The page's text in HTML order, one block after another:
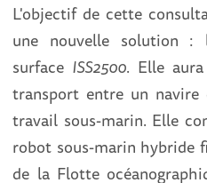
L'objectif de cette
une nouvelle solution
surface ISS2500. Elle
transport entre un
travail sous-marin. Elle
robot sous-marin hybride
de la Flotte